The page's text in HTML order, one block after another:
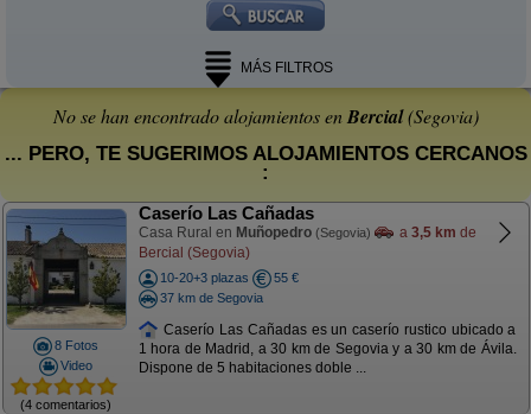
MÁS FILTROS
No se han encontrado alojamientos enBercial(Segovia)
... PERO, TE SUGERIMOS ALOJAMIENTOS CERCANOS
:
8 Fotos
Video
(4 comentarios)
Caserío Las Cañadas
Casa Rural en Muñopedro (Segovia) a 3,5 km de
Bercial (Segovia)
10-20+3 plazas
55 €
37 km de Segovia
Caserío Las Cañadas es un caserío rustico ubicado a
1 hora de Madrid, a 30 km de Segovia y a 30 km de Ávila.
Dispone de 5 habitaciones doble ...